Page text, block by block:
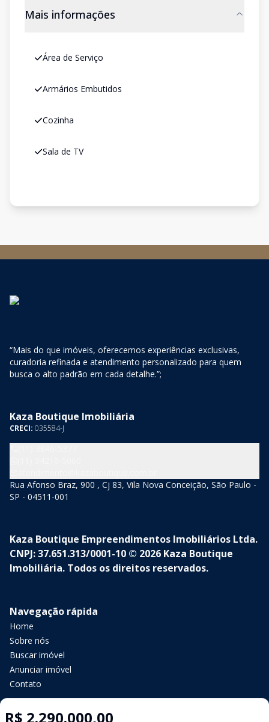
Mais informações
Área de Serviço
Armários Embutidos
Cozinha
Sala de TV
R$ 2.290.000,00
“Mais do que imóveis, oferecemos experiências exclusivas,
curadoria refinada e atendimento personalizado para quem
busca o alto padrão em cada detalhe.”;
Kaza Boutique Imobiliária
CRECI: 035584-J
Rua Afonso Braz, 900 , Cj 83, Vila Nova Conceição, São Paulo -
SP - 04511-001
Kaza Boutique Empreendimentos Imobiliários Ltda.
CNPJ: 37.651.313/0001-10 © 2026 Kaza Boutique
Imobiliária. Todos os direitos reservados.
Navegação rápida
Home
Sobre nós
Buscar imóvel
Anunciar imóvel
Contato